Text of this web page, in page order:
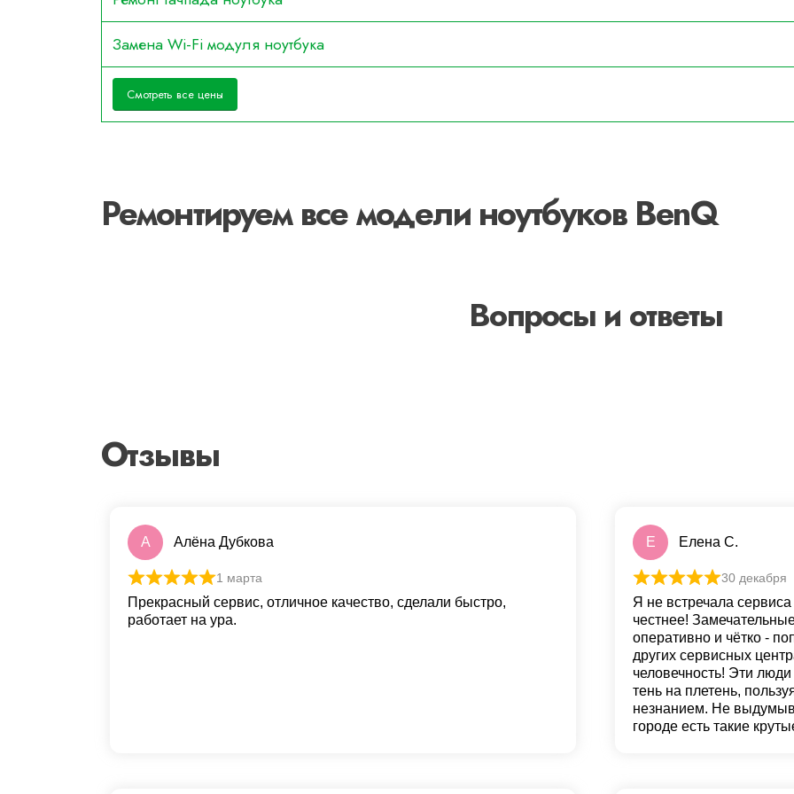
Замена Wi-Fi модуля ноутбука
Смотреть все цены
Ремонтируем все модели ноутбуков BenQ
Вопросы и ответы
Отзывы
А Алёна Дубкова
1 марта
Прекрасный сервис, отличное качество, сделали быстро,
работает на ура.
Е Елена С.
30 декабря
Я не встречала
честнее!
оперативно и чётко -
других сервисных
человечность! Эти
тень на плетень,
незнанием. Не
городе есть такие